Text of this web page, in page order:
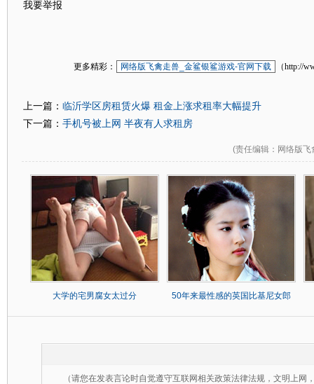
我要举报
更多精彩： 网络版飞禽走兽_金鲨银鲨游戏-官网下载 （http://
上一篇： 临沂学区房租赁火爆 租金上涨求租率大幅提升
下一篇： 手机号被上网 半夜有人求租房
(责任编辑 ：网络版
大学的宅男腐女太过分 50年来最性感的英国比基尼女郎
（请您在发表言论时自觉遵守互联网相关政策法律法规，文明上网